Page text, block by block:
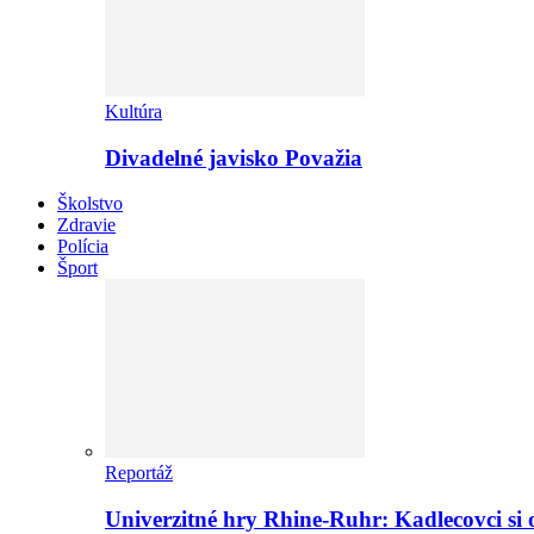
Kultúra
Divadelné javisko Považia
Školstvo
Zdravie
Polícia
Šport
Reportáž
Univerzitné hry Rhine-Ruhr: Kadlecovci si